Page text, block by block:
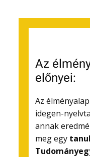
Az
előnyei:
Az
idegen-
annak
meg egy